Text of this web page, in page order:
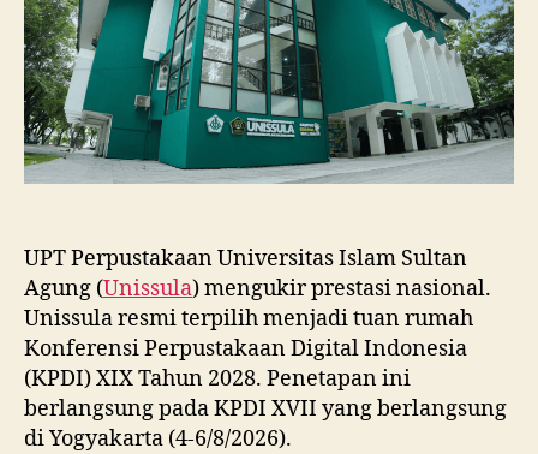
Tahun
2028
UPT Perpustakaan Universitas Islam Sultan
Agung (Unissula) mengukir prestasi nasional.
Unissula resmi terpilih menjadi tuan rumah
Konferensi Perpustakaan Digital Indonesia
(KPDI) XIX Tahun 2028. Penetapan ini
berlangsung pada KPDI XVII yang berlangsung
di Yogyakarta (4-6/8/2026).